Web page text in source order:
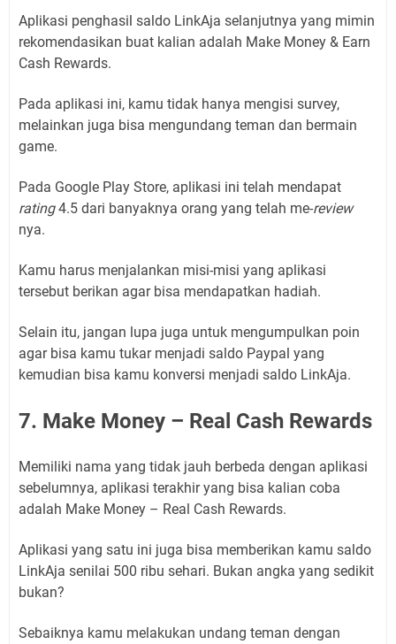
Aplikasi penghasil saldo LinkAja selanjutnya yang mimin
rekomendasikan buat kalian adalah Make Money & Earn
Cash Rewards.
Pada aplikasi ini, kamu tidak hanya mengisi survey,
melainkan juga bisa mengundang teman dan bermain
game.
Pada Google Play Store, aplikasi ini telah mendapat
rating4.5 dari banyaknya orang yang telah me-review
nya.
Kamu harus menjalankan misi-misi yang aplikasi
tersebut berikan agar bisa mendapatkan hadiah.
Selain itu, jangan lupa juga untuk mengumpulkan poin
agar bisa kamu tukar menjadi saldo Paypal yang
kemudian bisa kamu konversi menjadi saldo LinkAja.
7. Make Money – Real Cash Rewards
Memiliki nama yang tidak jauh berbeda dengan aplikasi
sebelumnya, aplikasi terakhir yang bisa kalian coba
adalah Make Money – Real Cash Rewards.
Aplikasi yang satu ini juga bisa memberikan kamu saldo
LinkAja senilai 500 ribu sehari. Bukan angka yang sedikit
bukan?
Sebaiknya kamu melakukan undang teman dengan